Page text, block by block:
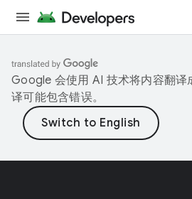
Google 会使用 AI 技术将内容翻译
译可能包含错误。